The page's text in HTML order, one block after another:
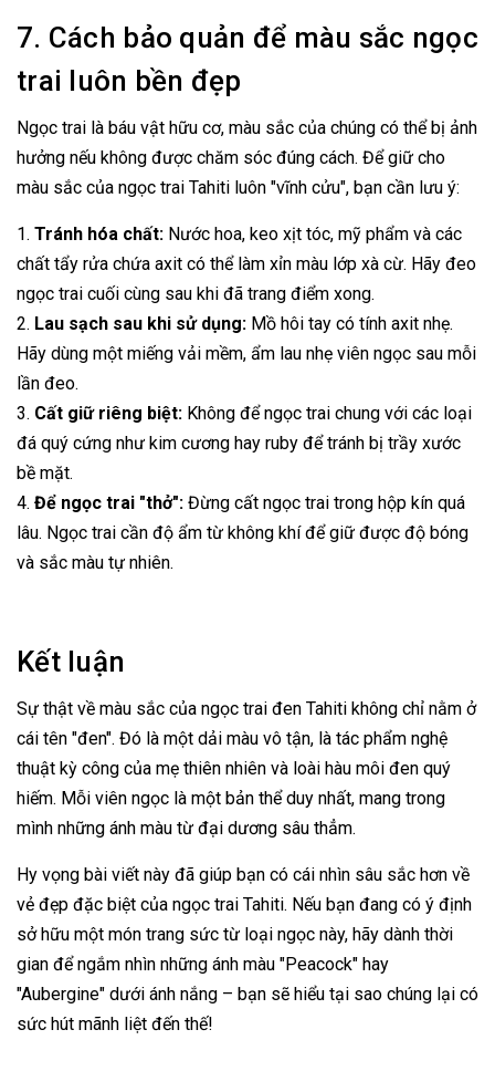
7. Cách bảo quản để màu sắc ngọc
trai luôn bền đẹp
Ngọc trai là báu vật hữu cơ, màu sắc của chúng có thể bị ảnh
hưởng nếu không được chăm sóc đúng cách. Để giữ cho
màu sắc của ngọc trai Tahiti luôn "vĩnh cửu", bạn cần lưu ý:
1. Tránh hóa chất: Nước hoa, keo xịt tóc, mỹ phẩm và các
chất tẩy rửa chứa axit có thể làm xỉn màu lớp xà cừ. Hãy đeo
ngọc trai cuối cùng sau khi đã trang điểm xong.
2. Lau sạch sau khi sử dụng: Mồ hôi tay có tính axit nhẹ.
Hãy dùng một miếng vải mềm, ẩm lau nhẹ viên ngọc sau mỗi
lần đeo.
3. Cất giữ riêng biệt: Không để ngọc trai chung với các loại
đá quý cứng như kim cương hay ruby để tránh bị trầy xước
bề mặt.
4. Để ngọc trai "thở": Đừng cất ngọc trai trong hộp kín quá
lâu. Ngọc trai cần độ ẩm từ không khí để giữ được độ bóng
và sắc màu tự nhiên.
Kết luận
Sự thật về màu sắc của ngọc trai đen Tahiti không chỉ nằm ở
cái tên "đen". Đó là một dải màu vô tận, là tác phẩm nghệ
thuật kỳ công của mẹ thiên nhiên và loài hàu môi đen quý
hiếm. Mỗi viên ngọc là một bản thể duy nhất, mang trong
mình những ánh màu từ đại dương sâu thẳm.
Hy vọng bài viết này đã giúp bạn có cái nhìn sâu sắc hơn về
vẻ đẹp đặc biệt của ngọc trai Tahiti. Nếu bạn đang có ý định
sở hữu một món trang sức từ loại ngọc này, hãy dành thời
gian để ngắm nhìn những ánh màu "Peacock" hay
"Aubergine" dưới ánh nắng – bạn sẽ hiểu tại sao chúng lại có
sức hút mãnh liệt đến thế!